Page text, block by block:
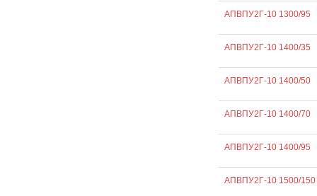
АПВПУ2Г-10 1300/95
АПВПУ2Г-10 1400/35
АПВПУ2Г-10 1400/50
АПВПУ2Г-10 1400/70
АПВПУ2Г-10 1400/95
АПВПУ2Г-10 1500/150